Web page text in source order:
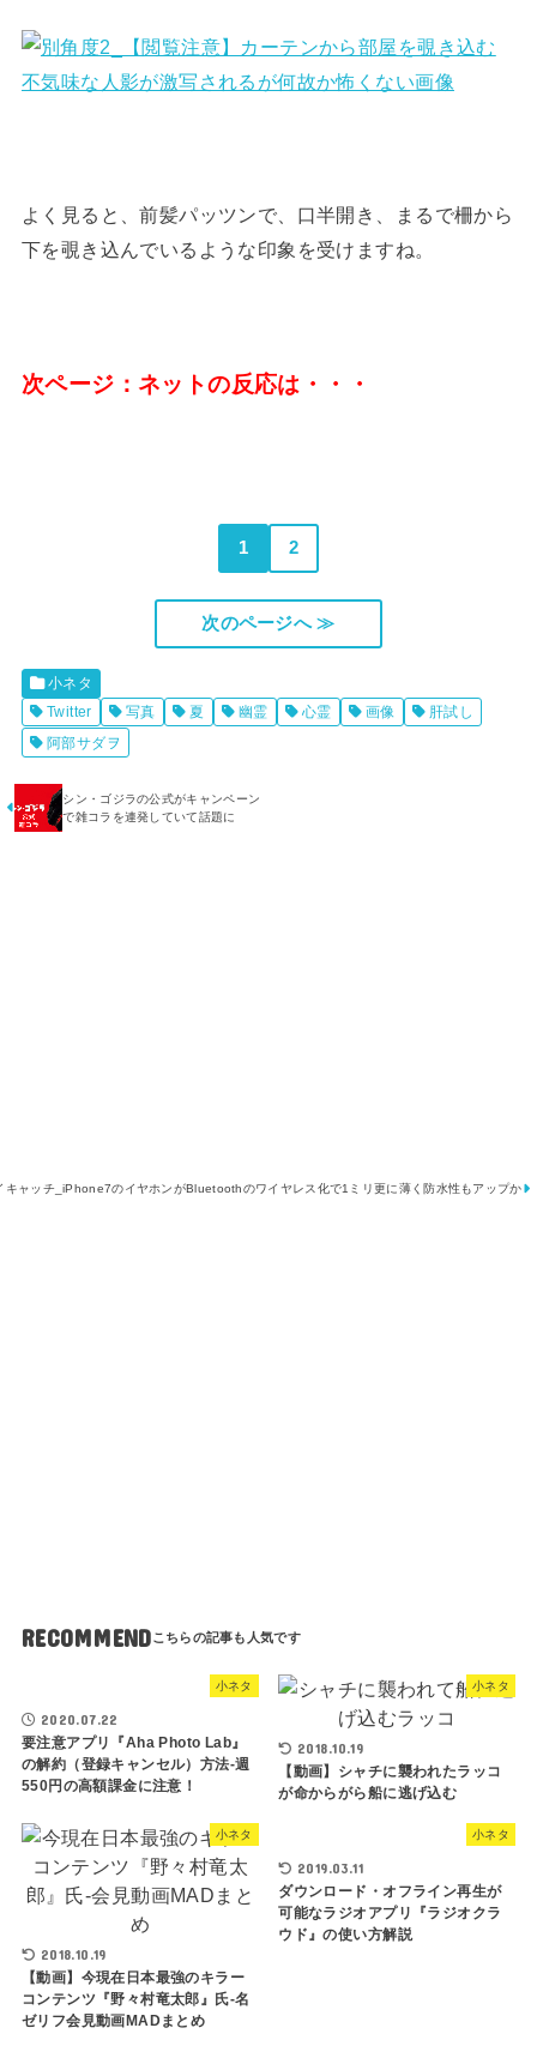
よく見ると、前髪パッツンで、口半開き、まるで柵から
下を覗き込んでいるような印象を受けますね。
次ページ：ネットの反応は・・・
1 2
次のページへ ≫
小ネタ
Twitter
写真 夏 幽霊 心霊 画像
肝試し
阿部サダヲ
シン・ゴジラの公式がキャンペーン
で雑コラを連発していて話題に
RECOMMEND
小ネタ
2020.07.22
要注意アプリ『Aha Photo Lab』
の解約（登録キャンセル）方法-週
550円の高額課金に注意！
小ネタ
2018.10.19
【動画】シャチに襲われたラッコ
が命からがら船に逃げ込む
小ネタ
2018.10.19
【動画】今現在日本最強のキラー
コンテンツ『野々村竜太郎』氏-名
ゼリフ会見動画MADまとめ
小ネタ
2019.03.11
ダウンロード・オフライン再生が
可能なラジオアプリ『ラジオクラ
ウド』の使い方解説